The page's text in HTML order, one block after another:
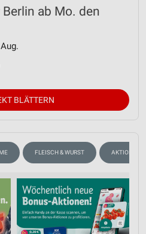
ab Mo. den
BLÄTTERN
FLEISCH & WURST AKTIONEN,